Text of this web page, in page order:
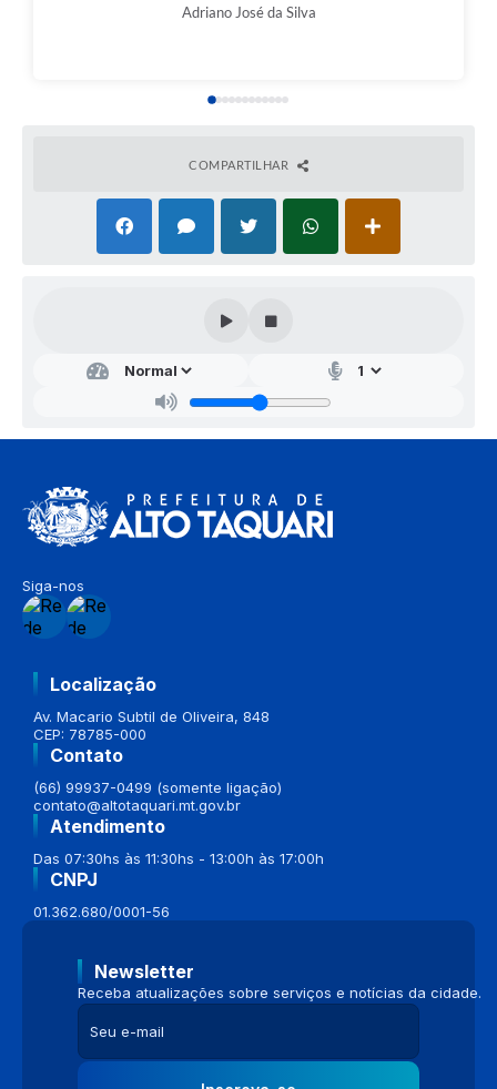
COMPARTILHAR
Siga-nos
Localização
Av. Macario Subtil de Oliveira, 848
CEP: 78785-000
Contato
(66) 99937-0499 (somente ligação)
contato@altotaquari.mt.gov.br
Atendimento
Das 07:30hs às 11:30hs - 13:00h às 17:00h
CNPJ
01.362.680/0001-56
Newsletter
Receba atualizações sobre serviços e notícias da cidade.